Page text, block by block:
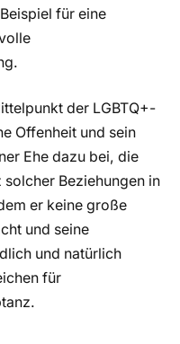
für eine
der LGBTQ+-
Offenheit und sein
Ehe dazu bei, die
Beziehungen in
er keine große
und seine
und natürlich
für